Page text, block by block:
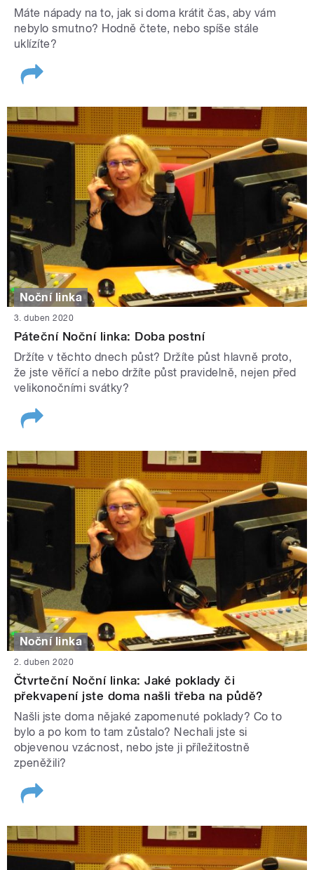
Máte nápady na to, jak si doma krátit čas, aby vám
nebylo smutno? Hodně čtete, nebo spíše stále
uklízíte?
Noční linka
3. duben 2020
Páteční Noční linka: Doba postní
Držíte v těchto dnech půst? Držíte půst hlavně proto,
že jste věřící a nebo držíte půst pravidelně, nejen před
velikonočními svátky?
Noční linka
2. duben 2020
Čtvrteční Noční linka: Jaké poklady či
překvapení jste doma našli třeba na půdě?
Našli jste doma nějaké zapomenuté poklady? Co to
bylo a po kom to tam zůstalo? Nechali jste si
objevenou vzácnost, nebo jste ji příležitostně
zpeněžili?